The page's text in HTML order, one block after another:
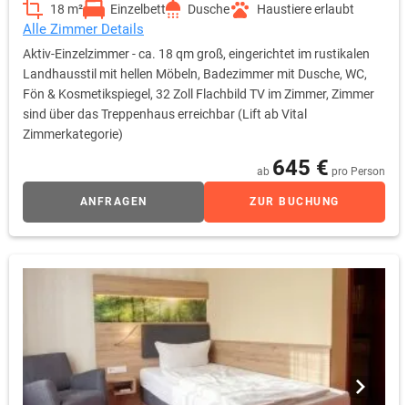
18 m² Einzelbett Dusche Haustiere erlaubt
Alle Zimmer Details
Aktiv-Einzelzimmer - ca. 18 qm groß, eingerichtet im rustikalen
Landhausstil mit hellen Möbeln, Badezimmer mit Dusche, WC,
Fön & Kosmetikspiegel, 32 Zoll Flachbild TV im Zimmer, Zimmer
sind über das Treppenhaus erreichbar (Lift ab Vital
Zimmerkategorie)
ab 645 € pro Person
ANFRAGEN ZUR BUCHUNG